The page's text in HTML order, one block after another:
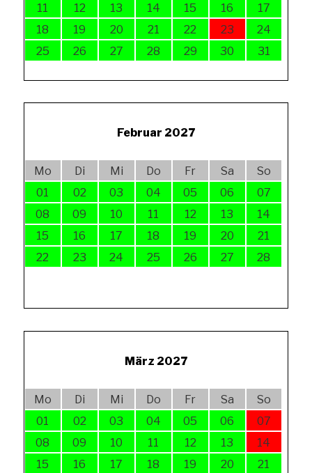
11
12 13 14 15 16
17
18
19 20 21 22 23
24
25
26 27 28 29 30 31
Februar 2027
Mo Di Mi Do Fr Sa
So
01
02 03 04 05 06
07
08
09 10 11 12 13
14
15
16 17 18 19 20
21
22
23 24 25 26 27 28
März 2027
Mo Di Mi Do Fr Sa
So
01
02 03 04 05 06
07
08
09 10 11 12 13
14
15
16 17 18 19 20
21